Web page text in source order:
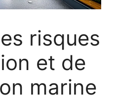
risques
et de
marine